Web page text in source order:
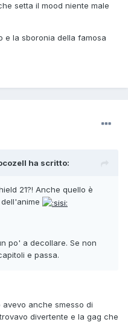
setta il mood niente male
e la sboronia della famosa
ha scritto:
21?! Anche quello è
po' a decollare. Se non
e passa.
anche smesso di
divertente e la gag che